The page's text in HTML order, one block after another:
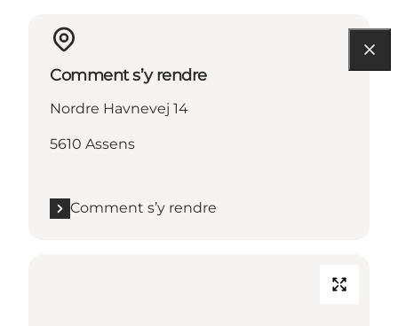
Comment s’y rendre
Nordre Havnevej 14
5610 Assens
Comment s’y rendre